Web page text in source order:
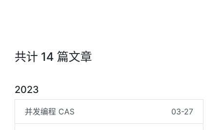
共计 14 篇文章
2023
并发编程 CAS 03-27